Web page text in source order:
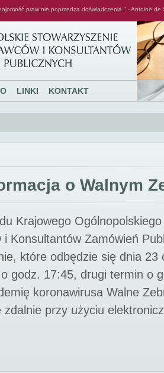
praw nie poprzedza doświadczenia." - Antoine de
LINKI KONTAKT
o Walnym
Krajowego
i Konsultantów Zamówień
które odbędzie się dnia 23
godz. 17:45, drugi termin o
koronawirusa Walne
zdalnie przy użyciu